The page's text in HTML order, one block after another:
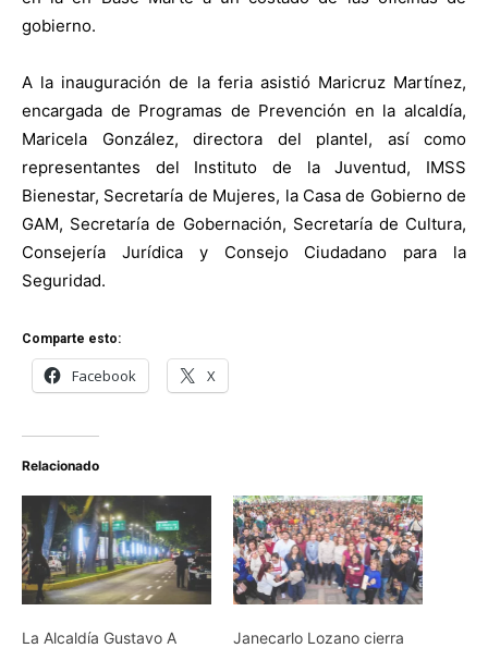
gobierno.
A la inauguración de la feria asistió Maricruz Martínez,
encargada de Programas de Prevención en la alcaldía,
Maricela González, directora del plantel, así como
representantes del Instituto de la Juventud, IMSS
Bienestar, Secretaría de Mujeres, la Casa de Gobierno de
GAM, Secretaría de Gobernación, Secretaría de Cultura,
Consejería Jurídica y Consejo Ciudadano para la
Seguridad.
Comparte esto:
Facebook X
Relacionado
La Alcaldía Gustavo A
Janecarlo Lozano cierra